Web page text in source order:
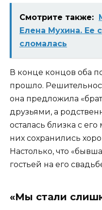
Смотрите также:
Елена Мухина. Ее
сломалась
В конце концов оба
прошло.
она предложила
друзьями, а
осталась близка с
них сохранились
Настолько, что
гостьей на его
«Мы стали